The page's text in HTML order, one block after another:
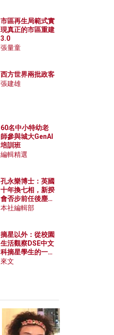
市區再生局範式實
現真正的市區重建
3.0
張量童
西方世界兩批政客
張建雄
60名中小特幼老
師參與城大GenAI
培訓班
編輯精選
孔永樂博士：英國
十年換七相，新揆
會否步前任後塵？
脫歐後英國經濟為
本社編輯部
摘星以外：從校園
生活觀察DSE中文
科摘星學生的一點
特質
來文